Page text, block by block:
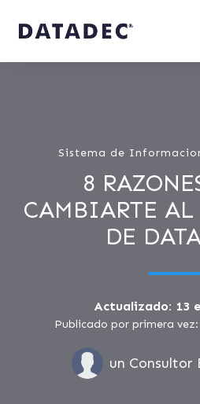
Sistema de
8
CAMBIARTE AL
DE
Actualizado: 13
Publicado por primera
un Consultor